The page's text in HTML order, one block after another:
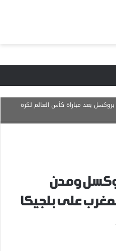
بعد مباراة كأس العالم لكرة
ومدن
على بلجيكا